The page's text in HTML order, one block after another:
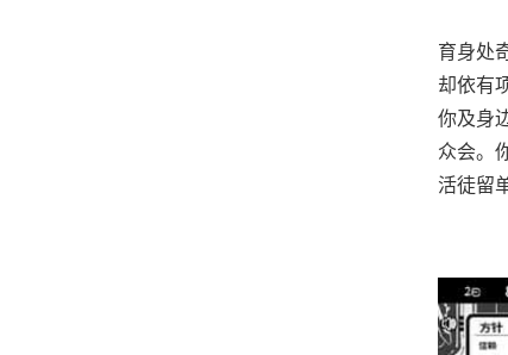
育身处
却依有
你及身
众会。
活徒留